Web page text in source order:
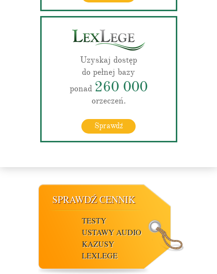
Uzyskaj dostęp
do pełnej bazy
ponad 260 000
orzeczeń.
Sprawdź
SPRAWDŹ CENNIK
TESTY
USTAWY AUDIO
KAZUSY
LEXLEGE